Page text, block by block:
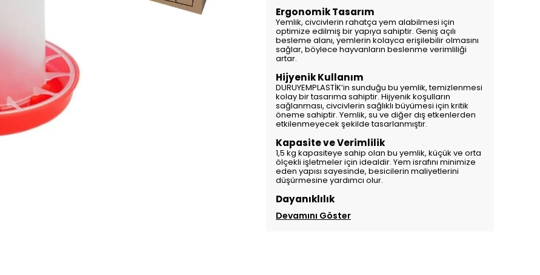
Ergonomik Tasarım
Yemlik, civcivlerin rahatça yem alabilmesi için
optimize edilmiş bir yapıya sahiptir. Geniş açılı
besleme alanı, yemlerin kolayca erişilebilir olmasını
sağlar, böylece hayvanların beslenme verimliliği
artar.
Hijyenik Kullanım
DURUYEMPLASTİK’in sunduğu bu yemlik, temizlenmesi
kolay bir tasarıma sahiptir. Hijyenik koşulların
sağlanması, civcivlerin sağlıklı büyümesi için kritik
öneme sahiptir. Yemlik, su ve diğer dış etkenlerden
etkilenmeyecek şekilde tasarlanmıştır.
Kapasite ve Verimlilik
1,5 kg kapasiteye sahip olan bu yemlik, küçük ve orta
ölçekli işletmeler için idealdir. Yem israfını minimize
eden yapısı sayesinde, besicilerin maliyetlerini
düşürmesine yardımcı olur.
Dayanıklılık
Devamını Göster